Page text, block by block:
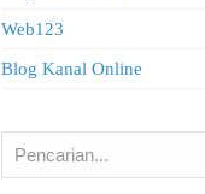
Web123
Blog Kanal Online